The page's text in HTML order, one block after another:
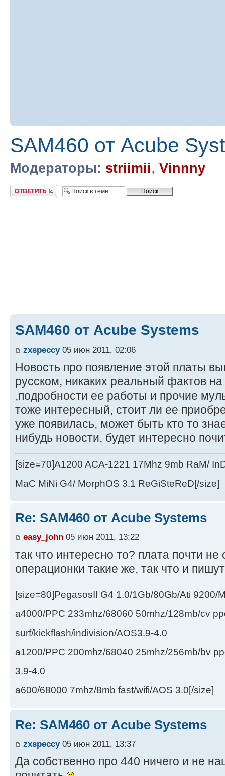
SAM460 от Acube
Модераторы: striimii, Vinnny
Ответить
SAM460 от Acube Systems
zxspeccy05 июн 2011, 02:06
Новость про появление этой платы
русском, никаких реальный фактов
,подробности ее работы и прочие
тоже интересный, стоит ли ее
уже появилась, может быть кто то
нибудь новости, будет интересно
[size=70]A1200 ACA-1221 17Mhz 9mb RaM/
MaC MiNi G4/ MorphOS 3.1 ReGiSteReD[/size]
Re: SAM460 от Acube Systems
easy_john 05 июн 2011, 13:22
так что интересно то? плата почти не
операционки такие же, так что и
[size=80]PegasosII G4 1.0/1Gb/80Gb/Ati 9200/
a4000/PPC 233mhz/68060 50mhz/128mb/cv
surf/kickflash/indivision/AOS3.9-4.0
a1200/PPC 200mhz/68040 25mhz/256mb/bv
3.9-4.0
a600/68000 7mhz/8mb fast/wifi/AOS 3.0[/size]
Re: SAM460 от Acube Systems
zxspeccy05 июн 2011, 13:37
Да собственно про 440 ничего и не